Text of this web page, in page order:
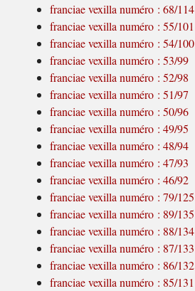
franciae vexilla numéro : 68/114
franciae vexilla numéro : 55/101
franciae vexilla numéro : 54/100
franciae vexilla numéro : 53/99
franciae vexilla numéro : 52/98
franciae vexilla numéro : 51/97
franciae vexilla numéro : 50/96
franciae vexilla numéro : 49/95
franciae vexilla numéro : 48/94
franciae vexilla numéro : 47/93
franciae vexilla numéro : 46/92
franciae vexilla numéro : 79/125
franciae vexilla numéro : 89/135
franciae vexilla numéro : 88/134
franciae vexilla numéro : 87/133
franciae vexilla numéro : 86/132
franciae vexilla numéro : 85/131